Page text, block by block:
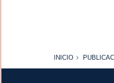
INICIO
INICIO